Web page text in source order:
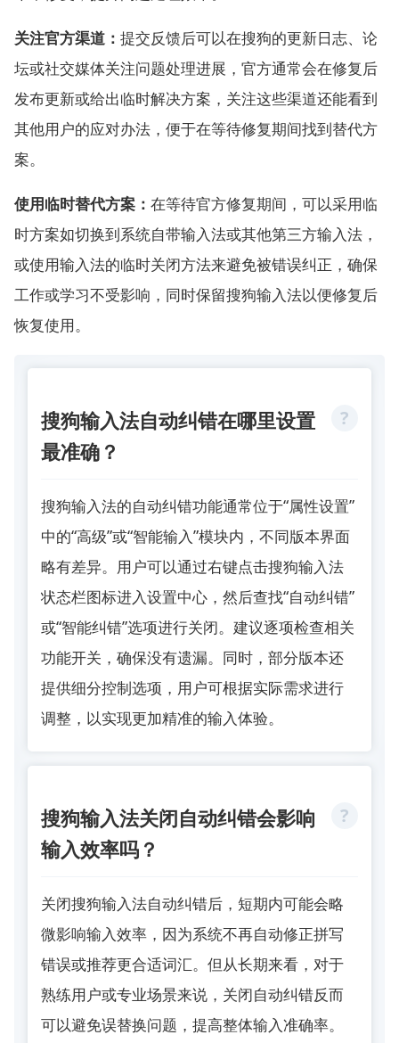
关注官方渠道： 提交反馈后可以在搜狗的更新日志、论
坛或社交媒体关注问题处理进展，官方通常会在修复后
发布更新或给出临时解决方案，关注这些渠道还能看到
其他用户的应对办法，便于在等待修复期间找到替代方
案。
使用临时替代方案： 在等待官方修复期间，可以采用临
时方案如切换到系统自带输入法或其他第三方输入法，
或使用输入法的临时关闭方法来避免被错误纠正，确保
工作或学习不受影响，同时保留搜狗输入法以便修复后
恢复使用。
搜狗输入法自动纠错在哪里设置
最准确？
搜狗输入法的自动纠错功能通常位于“属性设置”
中的“高级”或“智能输入”模块内，不同版本界面
略有差异。用户可以通过右键点击搜狗输入法
状态栏图标进入设置中心，然后查找“自动纠错”
或“智能纠错”选项进行关闭。建议逐项检查相关
功能开关，确保没有遗漏。同时，部分版本还
提供细分控制选项，用户可根据实际需求进行
调整，以实现更加精准的输入体验。
搜狗输入法关闭自动纠错会影响
输入效率吗？
关闭搜狗输入法自动纠错后，短期内可能会略
微影响输入效率，因为系统不再自动修正拼写
错误或推荐更合适词汇。但从长期来看，对于
熟练用户或专业场景来说，关闭自动纠错反而
可以避免误替换问题，提高整体输入准确率。